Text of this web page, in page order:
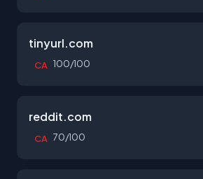
tinyurl.com
CA 100/100
reddit.com
CA 70/100